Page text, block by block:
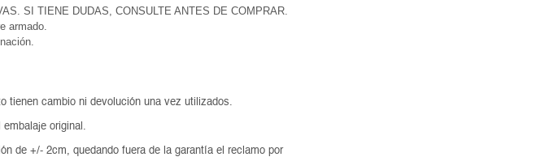
SI TIENE DUDAS, CONSULTE ANTES DE COMPRAR.
armado.
tienen cambio ni devolución una vez utilizados.
original.
de +/- 2cm, quedando fuera de la garantía el reclamo por